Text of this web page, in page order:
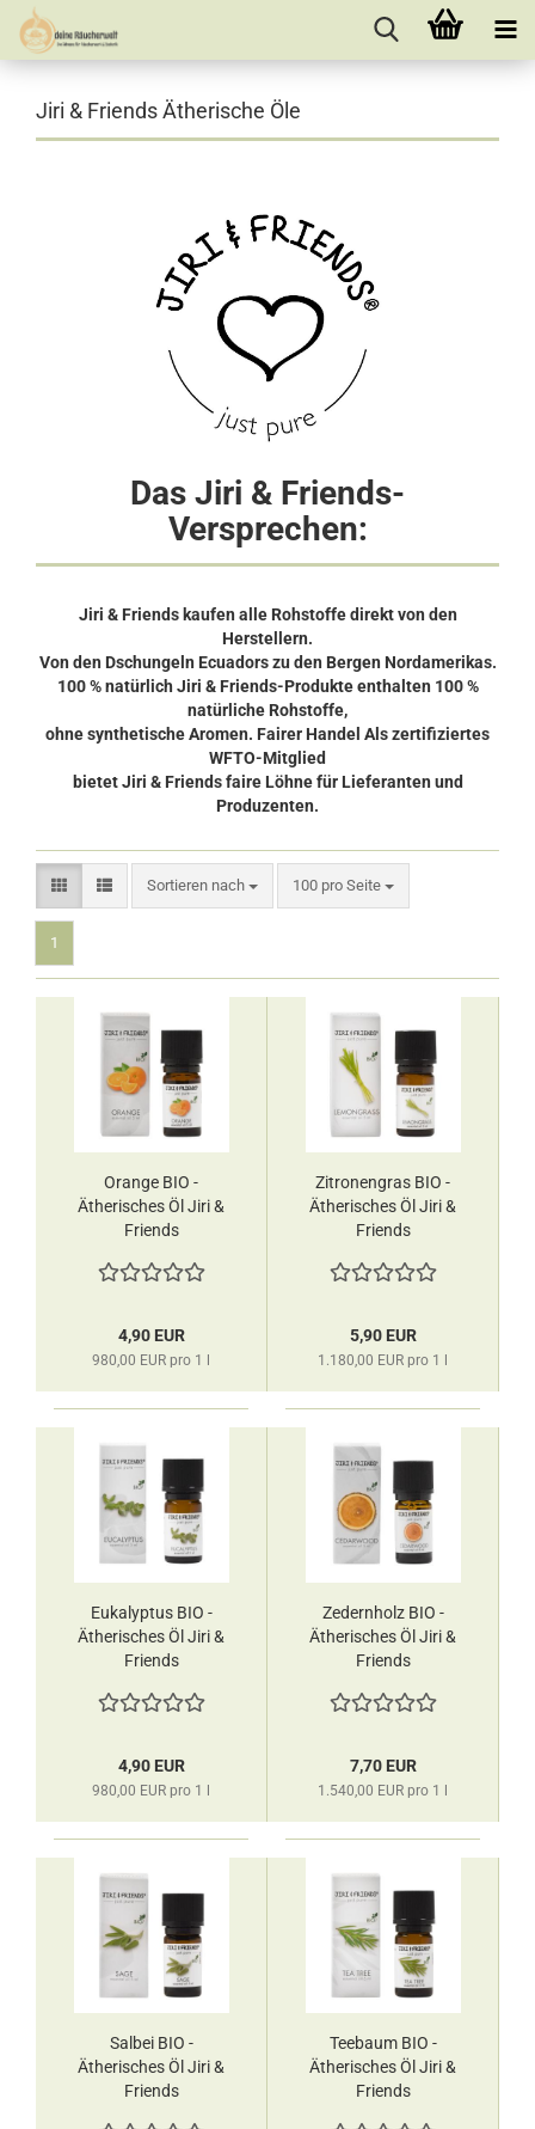
Jiri & Friends Ätherische Öle
Das Jiri & Friends-
Versprechen:
Jiri & Friends kaufen alle Rohstoffe direkt von den
Herstellern.
Von den Dschungeln Ecuadors zu den Bergen Nordamerikas.
100 % natürlich Jiri & Friends-Produkte enthalten 100 %
natürliche Rohstoffe,
ohne synthetische Aromen. Fairer Handel Als zertifiziertes
WFTO-Mitglied
bietet Jiri & Friends faire Löhne für Lieferanten und
Produzenten.
Sortieren nach
Sortieren nach 100 pro Seite
pro Seite
1
Orange BIO -
Ätherisches Öl Jiri &
Friends
4,90 EUR
980,00 EUR pro 1 l
Zitronengras BIO -
Ätherisches Öl Jiri &
Friends
5,90 EUR
1.180,00 EUR pro 1 l
Eukalyptus BIO -
Ätherisches Öl Jiri &
Friends
4,90 EUR
980,00 EUR pro 1 l
Zedernholz BIO -
Ätherisches Öl Jiri &
Friends
7,70 EUR
1.540,00 EUR pro 1 l
Salbei BIO -
Ätherisches Öl Jiri &
Friends
Teebaum BIO -
Ätherisches Öl Jiri &
Friends